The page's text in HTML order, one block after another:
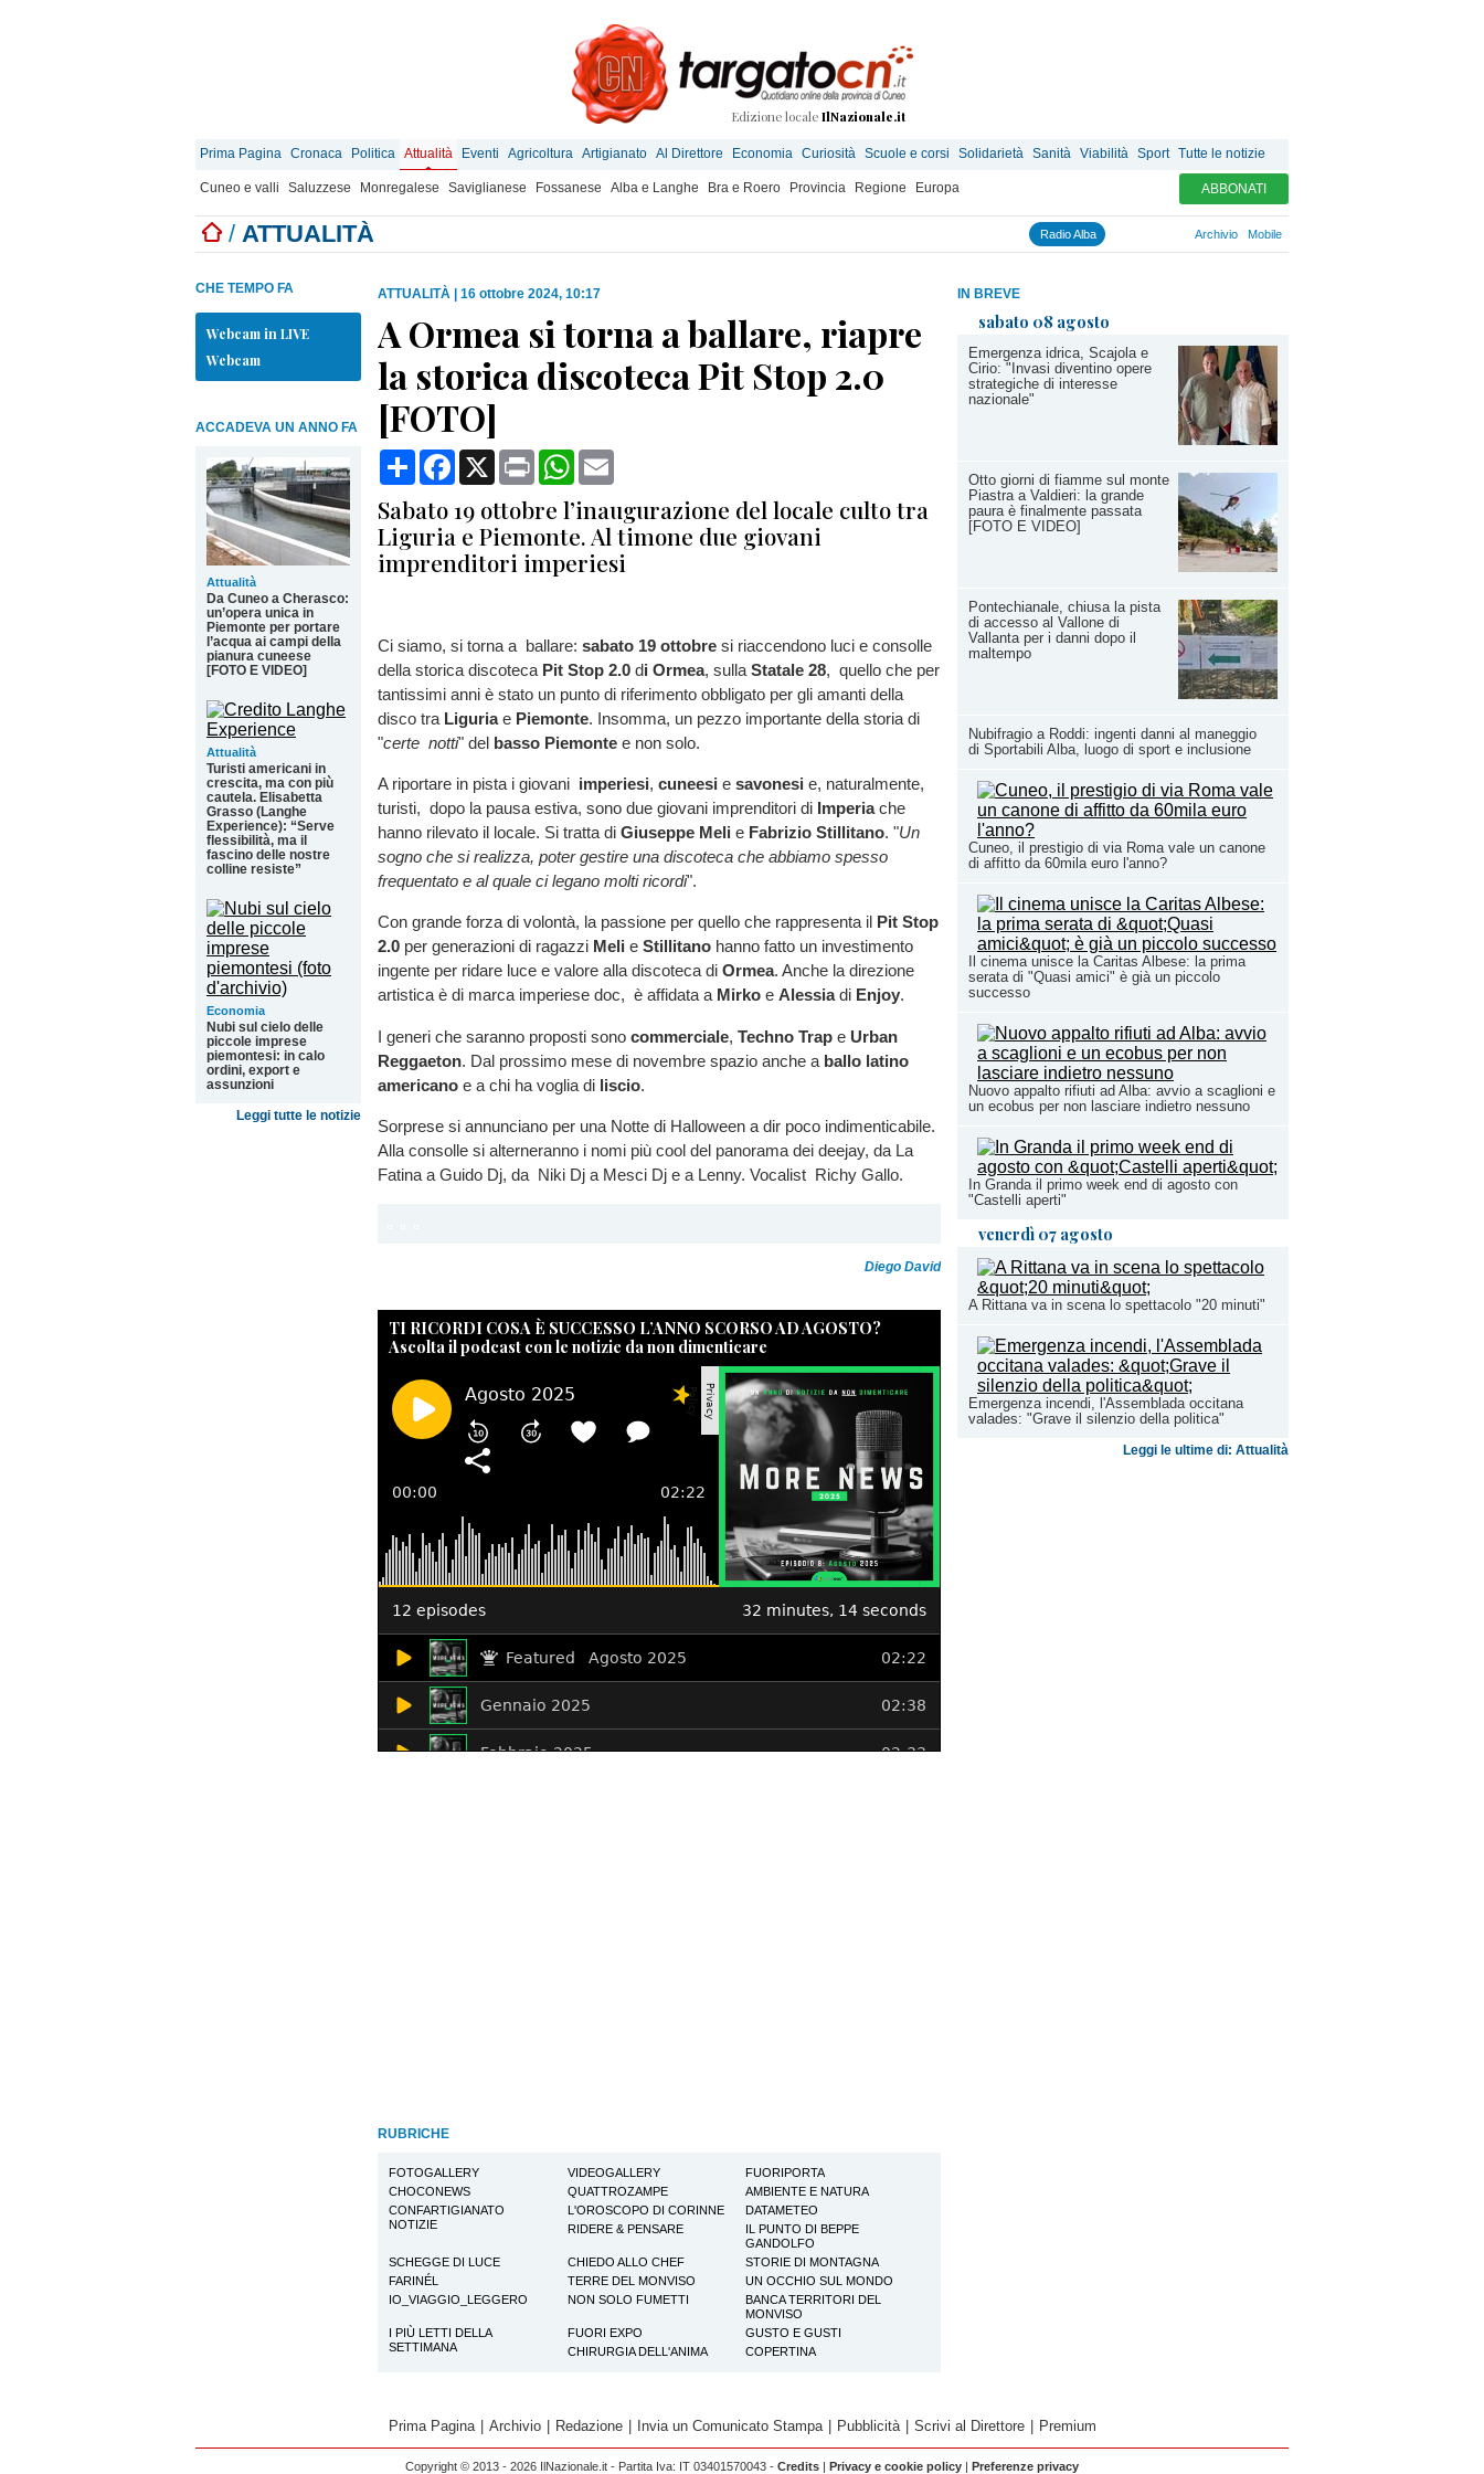
Edizione locale IlNazionale.it
Prima Pagina Cronaca Politica Attualità Eventi Agricoltura Artigianato Al Direttore Economia Curiosità Scuole e corsi Solidarietà Sanità Viabilità Sport Tutte le notizie
Cuneo e valli Saluzzese Monregalese Saviglianese Fossanese Alba e Langhe Bra e Roero Provincia Regione Europa ABBONATI
/ ATTUALITÀ Radio Alba Archivio Mobile
IN BREVE
sabato 08 agosto
Emergenza idrica, Scajola e
Cirio: "Invasi diventino opere
strategiche di interesse
nazionale"
Otto giorni di fiamme sul monte
Piastra a Valdieri: la grande
paura è finalmente passata
[FOTO E VIDEO]
Pontechianale, chiusa la pista
di accesso al Vallone di
Vallanta per i danni dopo il
maltempo
Nubifragio a Roddi: ingenti danni al maneggio
di Sportabili Alba, luogo di sport e inclusione
Cuneo, il prestigio di via Roma vale un canone
di affitto da 60mila euro l'anno?
Il cinema unisce la Caritas Albese: la prima
serata di "Quasi amici" è già un piccolo
successo
Nuovo appalto rifiuti ad Alba: avvio a scaglioni e
un ecobus per non lasciare indietro nessuno
In Granda il primo week end di agosto con
"Castelli aperti"
venerdì 07 agosto
A Rittana va in scena lo spettacolo "20 minuti"
Emergenza incendi, l'Assemblada occitana
valades: "Grave il silenzio della politica"
Leggi le ultime di: Attualità
CHE TEMPO FA
Webcam in LIVE
Webcam
ACCADEVA UN ANNO FA
Attualità
Da Cuneo a Cherasco:
un’opera unica in
Piemonte per portare
l’acqua ai campi della
pianura cuneese
[FOTO E VIDEO]
Attualità
Turisti americani in
crescita, ma con più
cautela. Elisabetta
Grasso (Langhe
Experience): “Serve
flessibilità, ma il
fascino delle nostre
colline resiste”
Economia
Nubi sul cielo delle
piccole imprese
piemontesi: in calo
ordini, export e
assunzioni
Leggi tutte le notizie
ATTUALITÀ 16 ottobre 2024, 10:17
A Ormea si torna a ballare, riapre
la storica discoteca Pit Stop 2.0
[FOTO]
CondividiFacebook
X Print WhatsApp
Sabato 19 ottobre l’inaugurazione del locale culto tra
Liguria e Piemonte. Al timone due giovani
imprenditori imperiesi
Ci siamo, si torna a ballare: sabato 19 ottobre si riaccendono luci e consolle
della storica discoteca Pit Stop 2.0 di Ormea, sulla Statale 28, quello che per
tantissimi anni è stato un punto di riferimento obbligato per gli amanti della
disco tra Liguriae Piemonte. Insomma, un pezzo importante della storia di
"certe notti" del basso Piemonte e non solo.
A riportare in pista i giovani imperiesi, cuneesi e savonesi e, naturalmente,
turisti, dopo la pausa estiva, sono due giovani imprenditori di Imperiache
hanno rilevato il locale. Si tratta di Giuseppe Meli e Fabrizio Stillitano. "Un
sogno che si realizza, poter gestire una discoteca che abbiamo spesso
frequentato e al quale ci legano molti ricordi".
Con grande forza di volontà, la passione per quello che rappresenta il Pit Stop
2.0 per generazioni di ragazzi Meli e Stillitano hanno fatto un investimento
ingente per ridare luce e valore alla discoteca di Ormea. Anche la direzione
artistica è di marca imperiese doc, è affidata a Mirko e Alessiadi Enjoy.
I generi che saranno proposti sono commerciale, Techno Trap e Urban
Reggaeton. Dal prossimo mese di novembre spazio anche a ballo latino
americano e a chi ha voglia di liscio.
Sorprese si annunciano per una Notte di Halloween a dir poco indimenticabile.
Alla consolle si alterneranno i nomi più cool del panorama dei deejay, da La
Fatina a Guido Dj, da Niki Dj a Mesci Dj e a Lenny. Vocalist Richy Gallo.
Diego David
TI RICORDI COSA È SUCCESSO L’ANNO SCORSO AD AGOSTO?
Ascolta il podcast con le notizie da non dimenticare
RUBRICHE
FOTOGALLERY VIDEOGALLERY
FUORIPORTA
CHOCONEWS
QUATTROZAMPE
AMBIENTE E NATURA
CONFARTIGIANATO
NOTIZIE
L'OROSCOPO DI CORINNE
DATAMETEO
RIDERE & PENSARE
IL PUNTO DI BEPPE
GANDOLFO
SCHEGGE DI LUCE
CHIEDO ALLO CHEF
STORIE DI MONTAGNA
FARINÉL
TERRE DEL MONVISO
UN OCCHIO SUL MONDO
IO_VIAGGIO_LEGGERO
NON SOLO FUMETTI
BANCA TERRITORI DEL
MONVISO
I PIÙ LETTI DELLA
SETTIMANA
FUORI EXPO
GUSTO E GUSTI
CHIRURGIA DELL'ANIMA
COPERTINA
Prima Pagina Archivio Redazione Invia un Comunicato Stampa Pubblicità Scrivi al Direttore Premium
Copyright © 2013 - 2026 IlNazionale.it - Partita Iva: IT 03401570043 - Credits | Privacy e cookie policy | Preferenze privacy